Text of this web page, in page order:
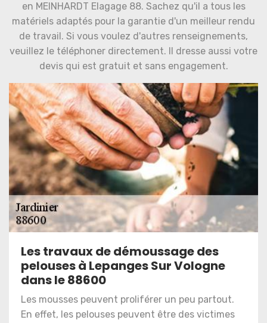
en MEINHARDT Elagage 88. Sachez qu'il a tous les
matériels adaptés pour la garantie d'un meilleur rendu
de travail. Si vous voulez d'autres renseignements,
veuillez le téléphoner directement. Il dresse aussi votre
devis qui est gratuit et sans engagement.
Les travaux de démoussage des
pelouses à Lepanges Sur Vologne
dans le 88600
Les mousses peuvent proliférer un peu partout.
En effet, les pelouses peuvent être des victimes